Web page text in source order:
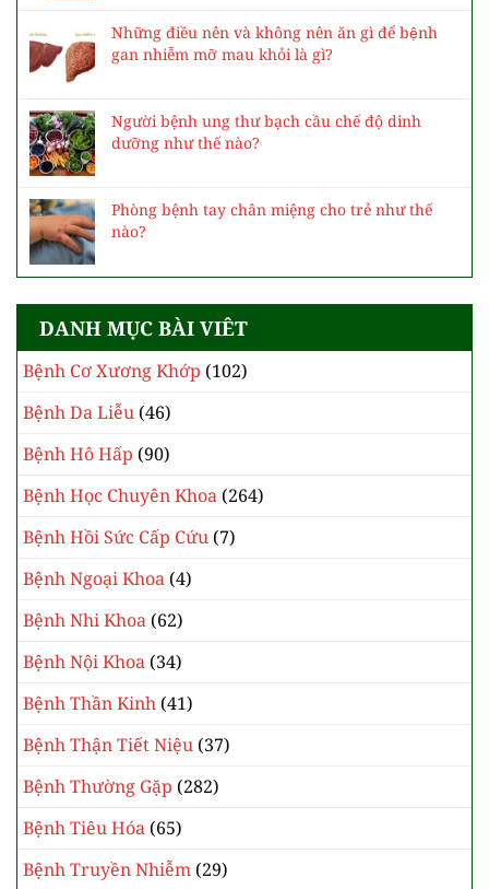
Những điều nên và không nên ăn gì để bệnh
gan nhiễm mỡ mau khỏi là gì?
Người bệnh ung thư bạch cầu chế độ dinh
dưỡng như thế nào?
Phòng bệnh tay chân miệng cho trẻ như thế
nào?
DANH MỤC BÀI VIÊT
Bệnh Cơ Xương Khớp (102)
Bệnh Da Liễu (46)
Bệnh Hô Hấp (90)
Bệnh Học Chuyên Khoa (264)
Bệnh Hồi Sức Cấp Cứu (7)
Bệnh Ngoại Khoa (4)
Bệnh Nhi Khoa (62)
Bệnh Nội Khoa (34)
Bệnh Thần Kinh (41)
Bệnh Thận Tiết Niệu (37)
Bệnh Thường Gặp (282)
Bệnh Tiêu Hóa (65)
Bệnh Truyền Nhiễm (29)